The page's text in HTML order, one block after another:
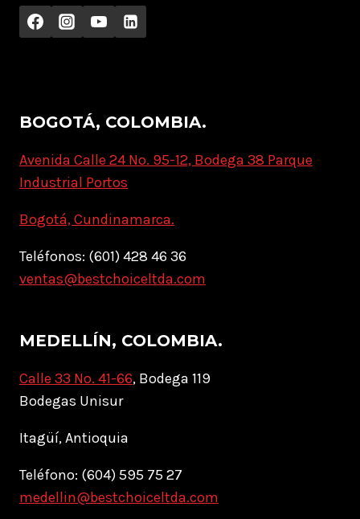
BOGOTÁ, COLOMBIA.
Avenida Calle 24 No. 95-12, Bodega 38 Parque
Industrial Portos
Bogotá, Cundinamarca.
Teléfonos: (601) 428 46 36
ventas@bestchoiceltda.com
MEDELLÍN, COLOMBIA.
Calle 33 No. 41-66, Bodega 119
Bodegas Unisur
Itagüí, Antioquia
Teléfono: (604) 595 75 27
medellin@bestchoiceltda.com